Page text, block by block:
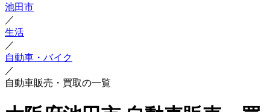
池田市
／
生活
／
自動車・バイク
／
自動車販売・買取の一覧